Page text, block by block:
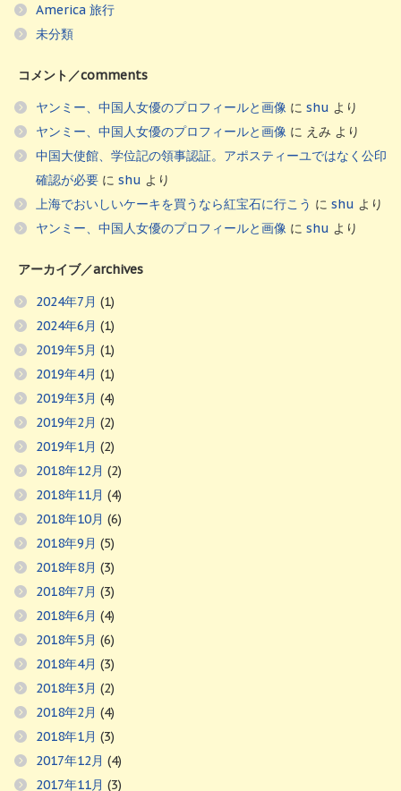
America 旅行
未分類
コメント／comments
ヤンミー、中国人女優のプロフィールと画像 に shu より
ヤンミー、中国人女優のプロフィールと画像 に えみ より
中国大使館、学位記の領事認証。アポスティーユではなく公印
確認が必要 に shu より
上海でおいしいケーキを買うなら紅宝石に行こう に shu より
ヤンミー、中国人女優のプロフィールと画像 に shu より
アーカイブ／archives
2024年7月 (1)
2024年6月 (1)
2019年5月 (1)
2019年4月 (1)
2019年3月 (4)
2019年2月 (2)
2019年1月 (2)
2018年12月 (2)
2018年11月 (4)
2018年10月 (6)
2018年9月 (5)
2018年8月 (3)
2018年7月 (3)
2018年6月 (4)
2018年5月 (6)
2018年4月 (3)
2018年3月 (2)
2018年2月 (4)
2018年1月 (3)
2017年12月 (4)
2017年11月 (3)